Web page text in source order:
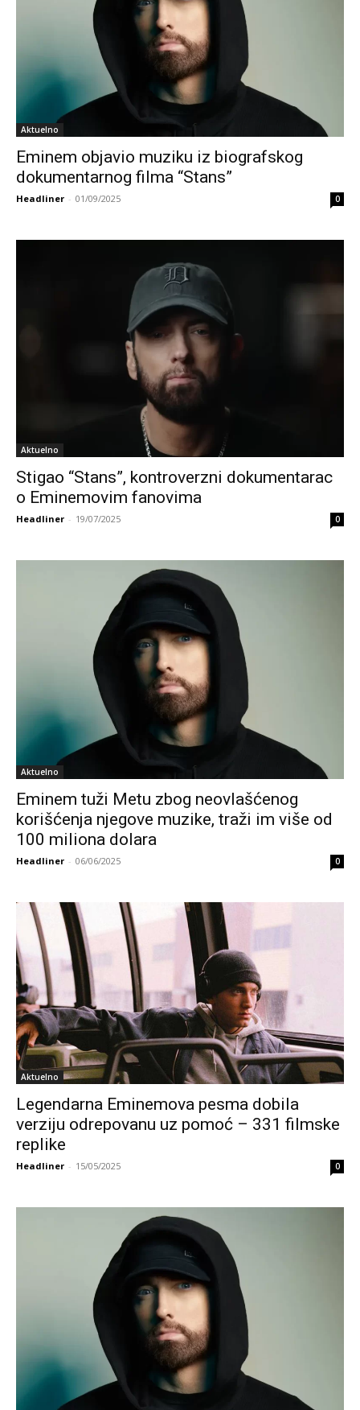
Aktuelno
Eminem objavio muziku iz biografskog
dokumentarnog filma “Stans”
Headliner - 01/09/2025 0
Aktuelno
Stigao “Stans”, kontroverzni dokumentarac
o Eminemovim fanovima
Headliner - 19/07/2025 0
Aktuelno
Eminem tuži Metu zbog neovlašćenog
korišćenja njegove muzike, traži im više od
100 miliona dolara
Headliner - 06/06/2025 0
Aktuelno
Legendarna Eminemova pesma dobila
verziju odrepovanu uz pomoć – 331 filmske
replike
Headliner - 15/05/2025 0